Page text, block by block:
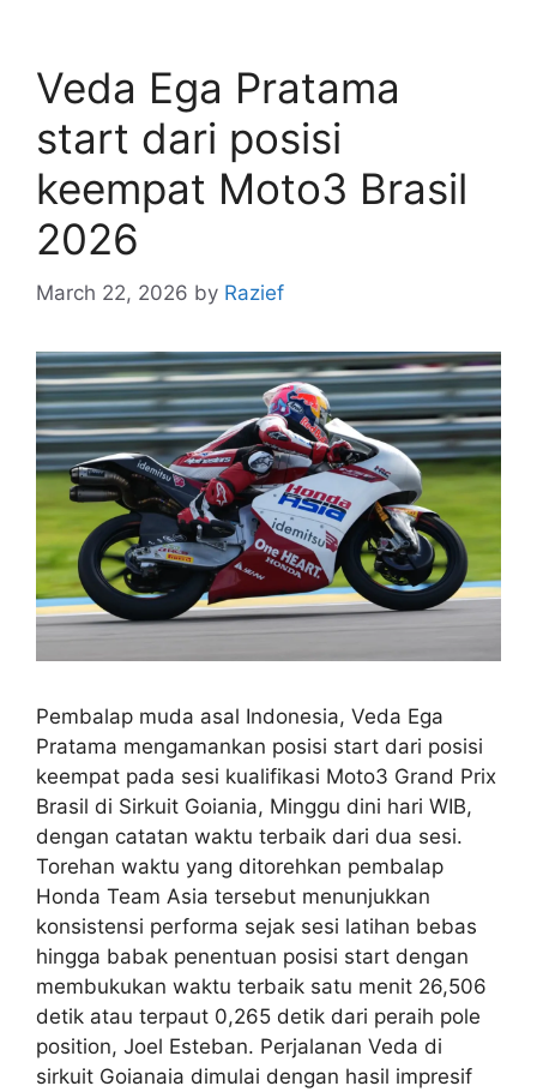
Veda Ega Pratama
start dari posisi
keempat Moto3 Brasil
2026
March 22, 2026 by Razief
Pembalap muda asal Indonesia, Veda Ega
Pratama mengamankan posisi start dari posisi
keempat pada sesi kualifikasi Moto3 Grand Prix
Brasil di Sirkuit Goiania, Minggu dini hari WIB,
dengan catatan waktu terbaik dari dua sesi.
Torehan waktu yang ditorehkan pembalap
Honda Team Asia tersebut menunjukkan
konsistensi performa sejak sesi latihan bebas
hingga babak penentuan posisi start dengan
membukukan waktu terbaik satu menit 26,506
detik atau terpaut 0,265 detik dari peraih pole
position, Joel Esteban. Perjalanan Veda di
sirkuit Goianaia dimulai dengan hasil impresif